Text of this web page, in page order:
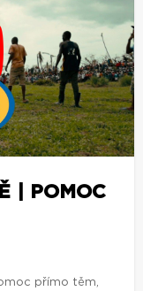
| POMOC
přímo těm,